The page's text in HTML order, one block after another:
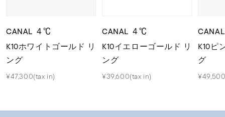
CANAL ４℃
K10ホワイトゴールド リ
ング
¥47,300(tax in)
CANAL ４℃
K10イエローゴールド リ
ング
¥39,600(tax in)
K10ピ
グ